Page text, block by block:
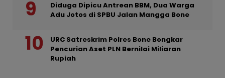
Diduga Dipicu Antrean BBM, Dua Warga
Adu Jotos di SPBU Jalan Mangga Bone
URC Satreskrim Polres Bone Bongkar
Pencurian Aset PLN Bernilai Miliaran
Rupiah